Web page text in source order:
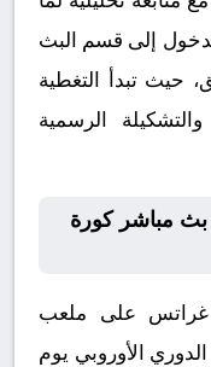
إلى قسم البث
حيث تبدأ التغطية
الرسمية
بث مباشر كورة
غراتس على ملعب
الأوروبي يوم